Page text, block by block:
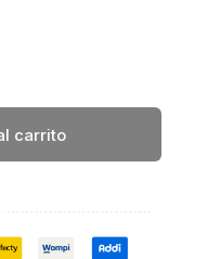
carrito